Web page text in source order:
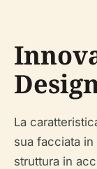
La
sua facciata
struttura in